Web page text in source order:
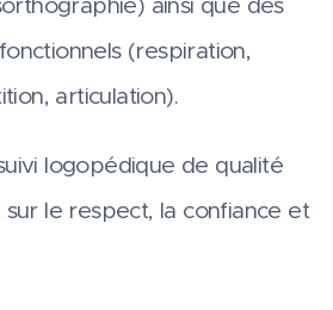
(respiration,
articulation).
logopédique de qualité
le respect, la confiance et